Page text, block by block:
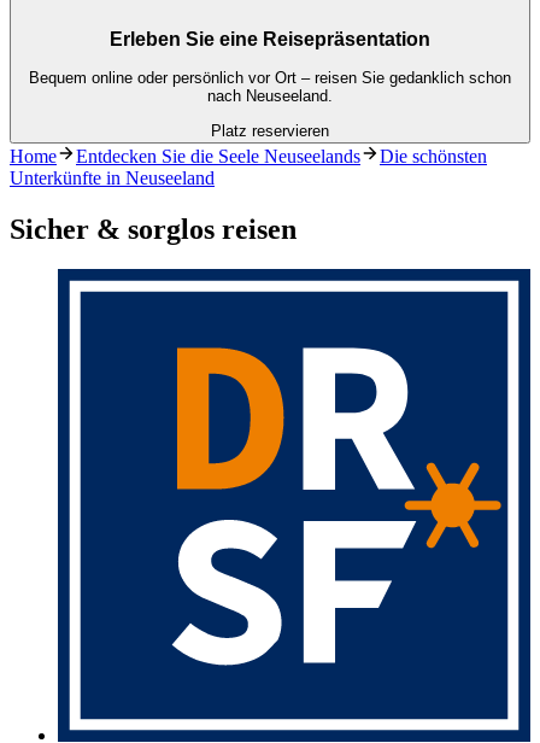
Erleben Sie eine Reisepräsentation
Bequem online oder persönlich vor Ort – reisen Sie gedanklich schon
nach Neuseeland.
Platz reservieren
Home Entdecken Sie die Seele Neuseelands
Die schönsten
Unterkünfte in Neuseeland
Sicher & sorglos reisen